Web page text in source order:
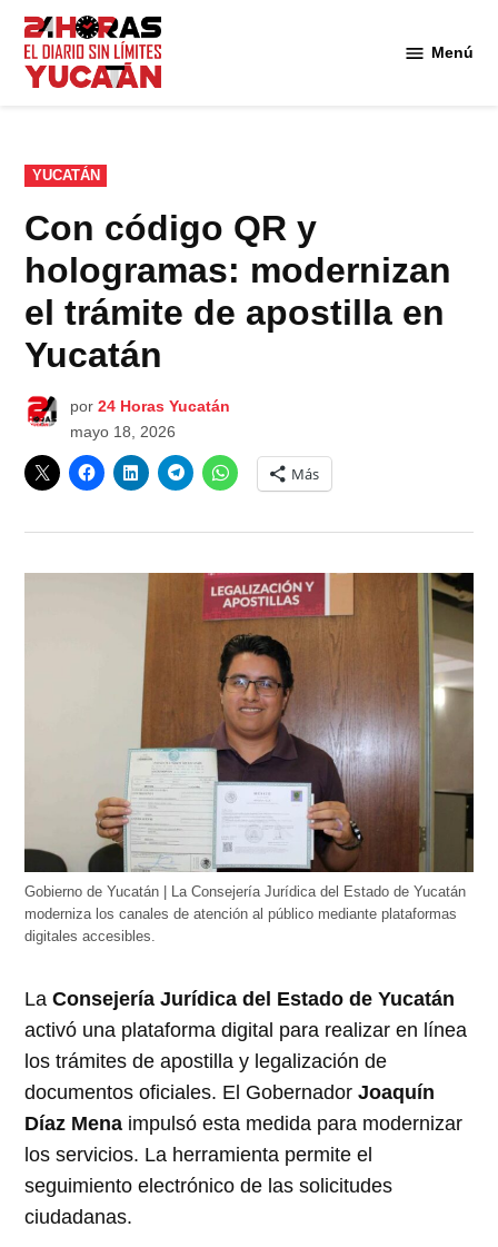
Saltar
contenido
Menú
PUBLICADO
EN
YUCATÁN
Con código QR y
hologramas: modernizan
el trámite de apostilla en
Yucatán
por 24 Horas Yucatán
mayo 18, 2026
Más
Gobierno de Yucatán | La Consejería Jurídica del Estado de Yucatán
moderniza los canales de atención al público mediante plataformas
digitales accesibles.
LaConsejería Jurídica del Estado de Yucatán
activó una plataforma digital para realizar en línea
los trámites de apostilla y legalización de
documentos oficiales. El GobernadorJoaquín
Díaz Mena impulsó esta medida para modernizar
los servicios. La herramienta permite el
seguimiento electrónico de las solicitudes
ciudadanas.